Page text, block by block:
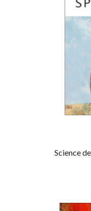
Science